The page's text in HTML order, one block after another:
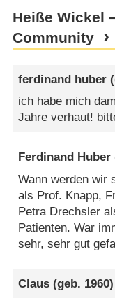
Heiße Wickel
Community
ferdinand huber
ich habe mich
Jahre verhaut!
Ferdinand Huber
Wann werden wir
als Prof. Knapp,
Petra Drechsler
Patienten. War
sehr, sehr gut
Claus (geb.